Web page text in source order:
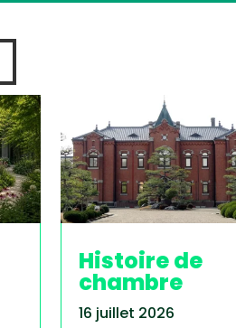
Histoire de
chambre
16 juillet 2026